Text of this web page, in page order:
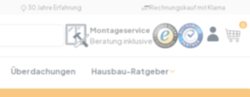
30 Jahre Erfahrung Rechnungskauf mit Klarna
Montageservice
Beratung inklusive
0
Überdachungen Hausbau-Ratgeber